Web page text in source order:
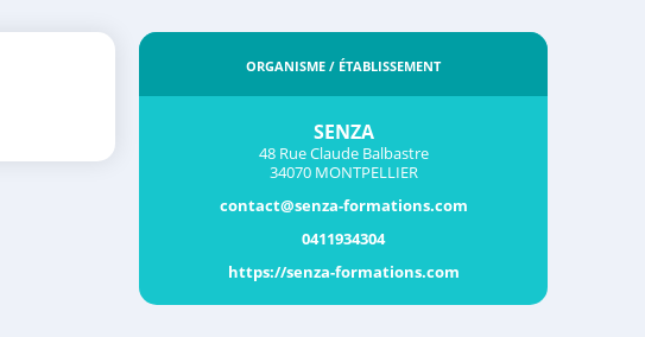
ORGANISME / ÉTABLISSEMENT
SENZA
48 Rue Claude Balbastre
34070 MONTPELLIER
contact@senza-formations.com
0411934304
https://senza-formations.com